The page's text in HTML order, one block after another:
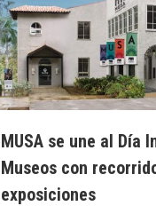
MUSA se une al Día
Museos con
exposiciones